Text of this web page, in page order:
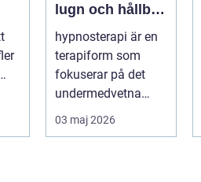
lugn och hållbar
förändring
hypnosterapi är en
terapiform som
fokuserar på det
undermedvetna
sinnet för att skapa
djup och hållb...
03 maj 2026